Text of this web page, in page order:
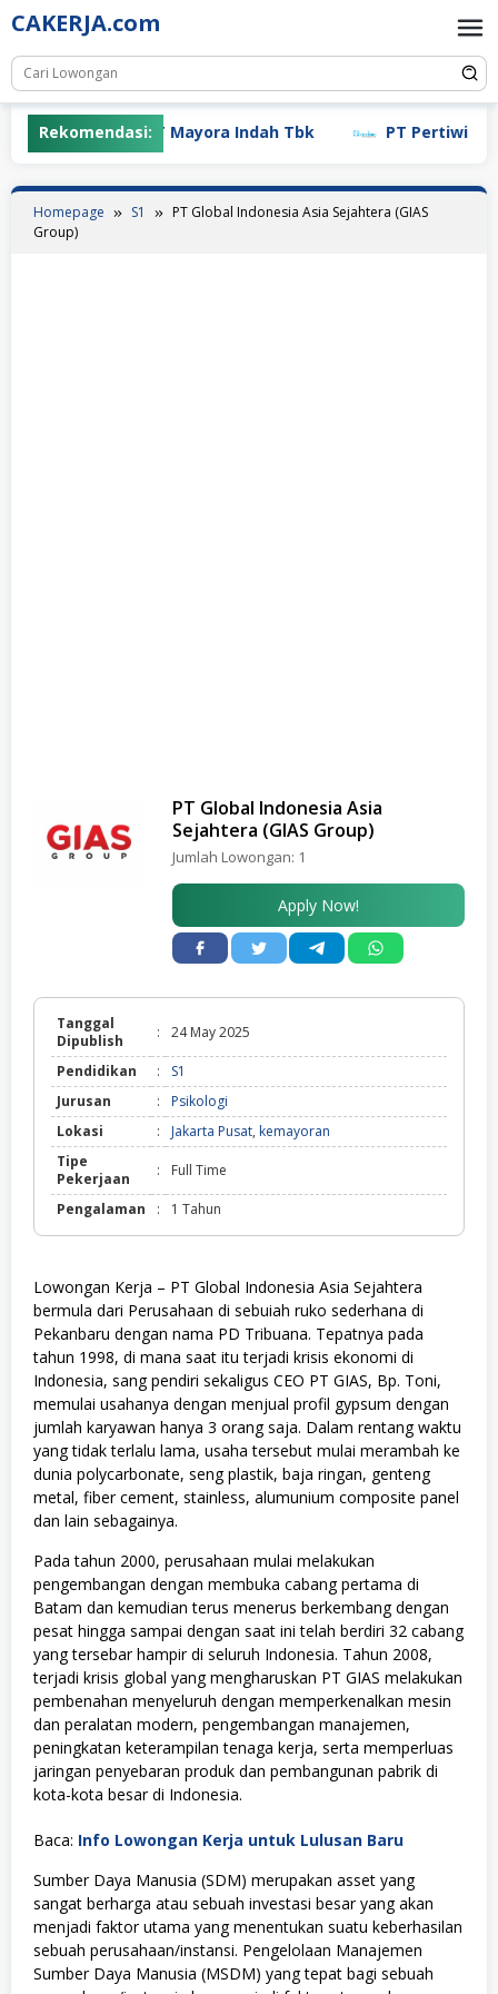
Skip
to
content
CAKERJA.com
Rekomendasi:PT Mayora Indah Tbk PT Pertiwi
Homepage S1
PT Global Indonesia Asia Sejahtera (GIAS
Group)
PT Global Indonesia Asia
Sejahtera (GIAS Group)
Jumlah Lowongan: 1
Apply Now!
Tanggal
Dipublish
: 24 May 2025
Pendidikan :
S1
Jurusan
:
Psikologi
Lokasi
: Jakarta Pusat, kemayoran
Tipe
Pekerjaan
: Full Time
Pengalaman : 1 Tahun
Lowongan Kerja – PT Global Indonesia Asia Sejahtera
bermula dari Perusahaan di sebuiah ruko sederhana di
Pekanbaru dengan nama PD Tribuana. Tepatnya pada
tahun 1998, di mana saat itu terjadi krisis ekonomi di
Indonesia, sang pendiri sekaligus CEO PT GIAS, Bp. Toni,
memulai usahanya dengan menjual profil gypsum dengan
jumlah karyawan hanya 3 orang saja. Dalam rentang waktu
yang tidak terlalu lama, usaha tersebut mulai merambah ke
dunia polycarbonate, seng plastik, baja ringan, genteng
metal, fiber cement, stainless, alumunium composite panel
dan lain sebagainya.
Pada tahun 2000, perusahaan mulai melakukan
pengembangan dengan membuka cabang pertama di
Batam dan kemudian terus menerus berkembang dengan
pesat hingga sampai dengan saat ini telah berdiri 32 cabang
yang tersebar hampir di seluruh Indonesia. Tahun 2008,
terjadi krisis global yang mengharuskan PT GIAS melakukan
pembenahan menyeluruh dengan memperkenalkan mesin
dan peralatan modern, pengembangan manajemen,
peningkatan keterampilan tenaga kerja, serta memperluas
jaringan penyebaran produk dan pembangunan pabrik di
kota-kota besar di Indonesia.
Baca: Info Lowongan Kerja untuk Lulusan Baru
Sumber Daya Manusia (SDM) merupakan asset yang
sangat berharga atau sebuah investasi besar yang akan
menjadi faktor utama yang menentukan suatu keberhasilan
sebuah perusahaan/instansi. Pengelolaan Manajemen
Sumber Daya Manusia (MSDM) yang tepat bagi sebuah